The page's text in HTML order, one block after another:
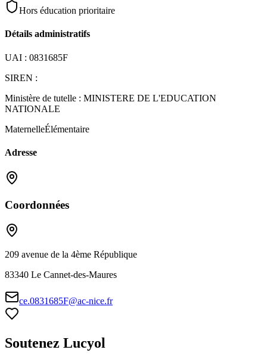
Hors éducation prioritaire
Détails administratifs
UAI : 0831685F
SIREN :
Ministère de tutelle : MINISTERE DE L'EDUCATION
NATIONALE
MaternelleÉlémentaire
Adresse
Coordonnées
209 avenue de la 4ème République
83340 Le Cannet-des-Maures
ce.0831685F@ac-nice.fr
Soutenez Lucyol